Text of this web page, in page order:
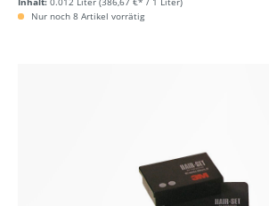
Nur noch 8 Artikel vorrätig